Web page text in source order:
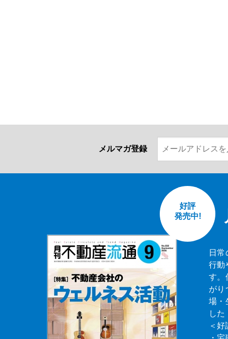
メルマガ登録
好評
発売中!
日
行動
す。
がり
場・
した
＜好